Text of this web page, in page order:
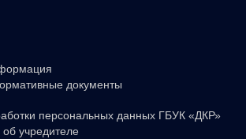
документы
персональных данных ГБУК «ДКР»
учредителе